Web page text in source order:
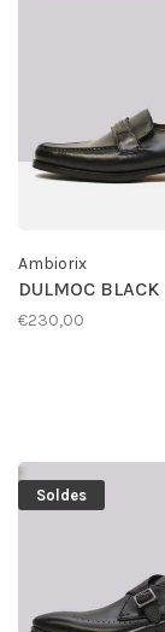
Ambiorix
DULMOC BLACK
€230,00
Soldes